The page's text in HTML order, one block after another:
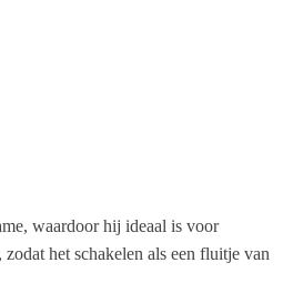
waardoor hij ideaal is voor
het schakelen als een fluitje van